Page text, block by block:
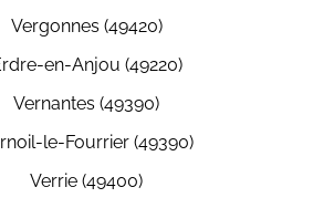
Vergonnes (49420)
en-Anjou (49220)
Vernantes (49390)
le-Fourrier (49390)
Verrie (49400)